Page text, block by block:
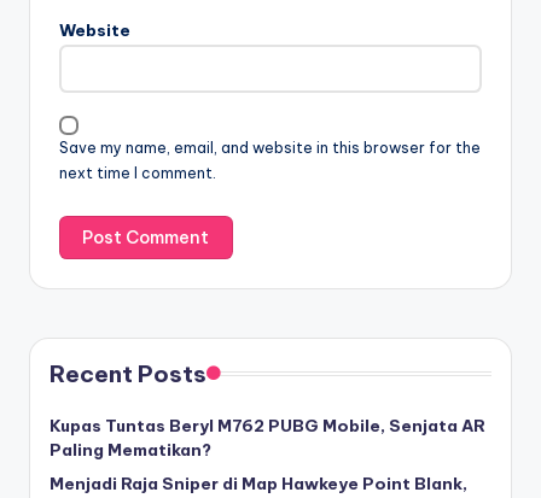
Website
Save my name, email, and website in this browser for the
next time I comment.
Recent Posts
Kupas Tuntas Beryl M762 PUBG Mobile, Senjata AR
Paling Mematikan?
Menjadi Raja Sniper di Map Hawkeye Point Blank,